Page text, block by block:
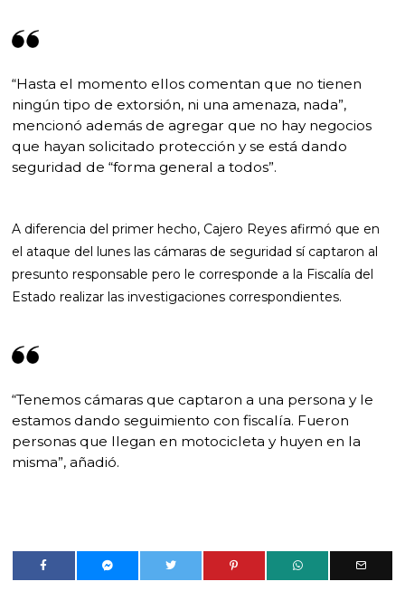
“Hasta el momento ellos comentan que no tienen
ningún tipo de extorsión, ni una amenaza, nada”,
mencionó además de agregar que no hay negocios
que hayan solicitado protección y se está dando
seguridad de “forma general a todos”.
A diferencia del primer hecho, Cajero Reyes afirmó que en
el ataque del lunes las cámaras de seguridad sí captaron al
presunto responsable pero le corresponde a la Fiscalía del
Estado realizar las investigaciones correspondientes.
“Tenemos cámaras que captaron a una persona y le
estamos dando seguimiento con fiscalía. Fueron
personas que llegan en motocicleta y huyen en la
misma”, añadió.